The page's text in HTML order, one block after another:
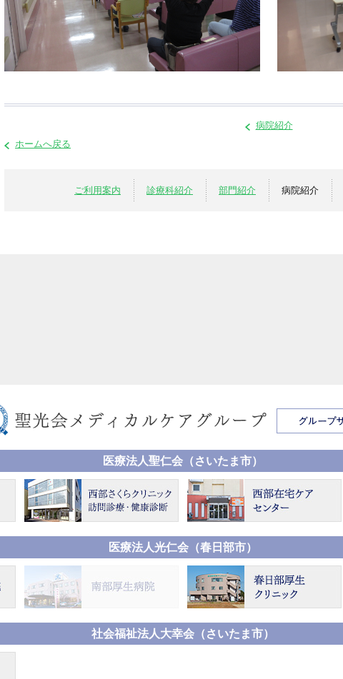
病院紹介
ホームへ戻る
ご利用案内 診療科紹介 部門紹介 病院紹介
医療法人聖仁会（さいたま市）
医療法人光仁会（春日部市）
社会福祉法人大幸会（さいたま市）